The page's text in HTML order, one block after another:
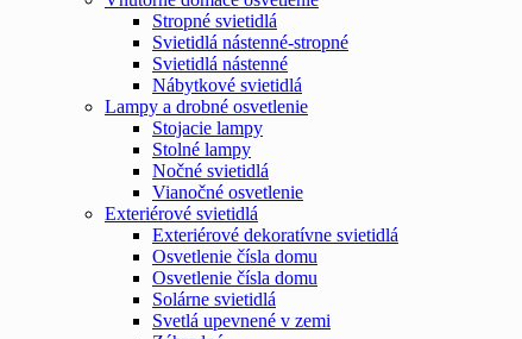
Stropné svietidlá
Svietidlá nástenné-stropné
Svietidlá nástenné
Nábytkové svietidlá
Lampy a drobné osvetlenie
Stojacie lampy
Stolné lampy
Nočné svietidlá
Vianočné osvetlenie
Exteriérové svietidlá
Exteriérové dekoratívne svietidlá
Osvetlenie čísla domu
Osvetlenie čísla domu
Solárne svietidlá
Svetlá upevnené v zemi